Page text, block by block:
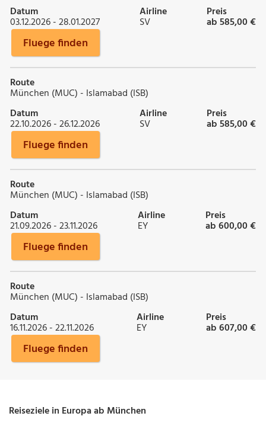
Datum
03.12.2026 - 28.01.2027
Airline
SV
Preis
ab 585,00 €
Fluege finden
Route
München (MUC) - Islamabad (ISB)
Datum
22.10.2026 - 26.12.2026
Airline
SV
Preis
ab 585,00 €
Fluege finden
Route
München (MUC) - Islamabad (ISB)
Datum
21.09.2026 - 23.11.2026
Airline
EY
Preis
ab 600,00 €
Fluege finden
Route
München (MUC) - Islamabad (ISB)
Datum
16.11.2026 - 22.11.2026
Airline
EY
Preis
ab 607,00 €
Fluege finden
Reiseziele in Europa ab München